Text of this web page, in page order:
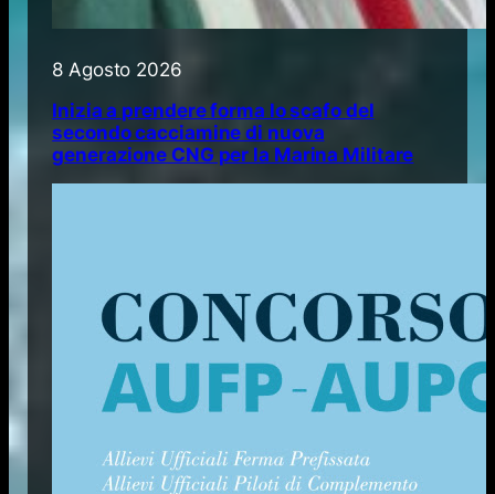
8 Agosto 2026
Inizia a prendere forma lo scafo del
secondo cacciamine di nuova
generazione CNG per la Marina Militare